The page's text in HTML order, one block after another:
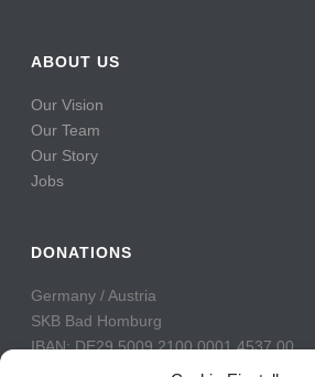
ABOUT US
Our Vision
Our Team
Our Story
Jobs
DONATIONS
Germany / Austria
SKB Bad Homburg
IBAN: DE29 5009 2100 0001 4537 00
BIC: GENODE51BH2